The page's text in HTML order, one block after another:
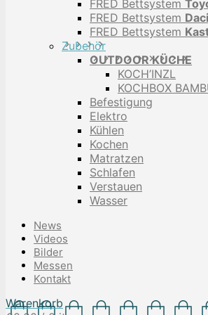
FRED Bettsystem
FRED Bettsystem
FRED Bettsystem
Zubehör
OUTDOOR KÜCHE
KOCH’INZL
KOCHBOX
Befestigung
Elektro
Kühlen
Kochen
Matratzen
Schlafen
Verstauen
Wasser
News
Videos
Bilder
Messen
Kontakt
Warenkorb